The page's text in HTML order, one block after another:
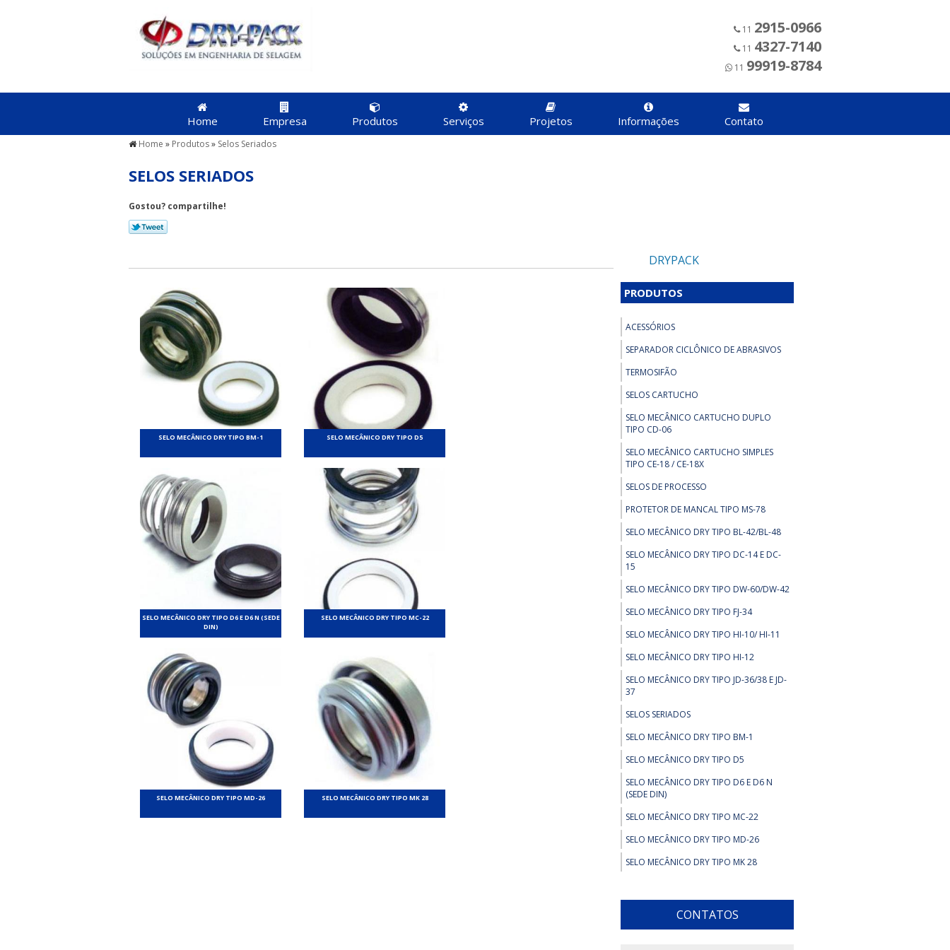
11 2915-0966
11 4327-7140
11 99919-8784
Home Empresa Produtos Serviços Projetos Informações Contato
Home » Produtos» Selos Seriados
SELOS SERIADOS
Gostou? compartilhe!
SELO MECÂNICO DRY TIPO BM-1 SELO MECÂNICO DRY TIPO D5
SELO MECÂNICO DRY TIPO D6 E D6 N (SEDE
DIN)
SELO MECÂNICO DRY TIPO MC-22
SELO MECÂNICO DRY TIPO MD-26 SELO MECÂNICO DRY TIPO MK 28
DRYPACK
PRODUTOS
ACESSÓRIOS
SEPARADOR CICLÔNICO DE ABRASIVOS
TERMOSIFÃO
SELOS CARTUCHO
SELO MECÂNICO CARTUCHO DUPLO
TIPO CD-06
SELO MECÂNICO CARTUCHO SIMPLES
TIPO CE-18 / CE-18X
SELOS DE PROCESSO
PROTETOR DE MANCAL TIPO MS-78
SELO MECÂNICO DRY TIPO BL-42/BL-48
SELO MECÂNICO DRY TIPO DC-14 E DC-
15
SELO MECÂNICO DRY TIPO DW-60/DW-42
SELO MECÂNICO DRY TIPO FJ-34
SELO MECÂNICO DRY TIPO HI-10/ HI-11
SELO MECÂNICO DRY TIPO HI-12
SELO MECÂNICO DRY TIPO JD-36/38 E JD-
37
SELOS SERIADOS
SELO MECÂNICO DRY TIPO BM-1
SELO MECÂNICO DRY TIPO D5
SELO MECÂNICO DRY TIPO D6 E D6 N
(SEDE DIN)
SELO MECÂNICO DRY TIPO MC-22
SELO MECÂNICO DRY TIPO MD-26
SELO MECÂNICO DRY TIPO MK 28
CONTATOS